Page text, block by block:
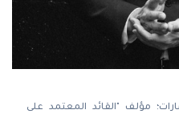
مؤلف "القائد المعتمد على